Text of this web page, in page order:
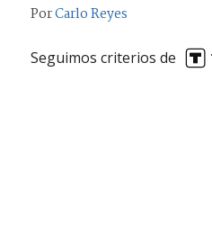
PorCarlo Reyes
Seguimos criterios de